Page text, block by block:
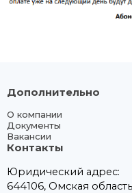
Дополнительно
О компании
Документы
Вакансии
Контакты
Юридический адрес:
644106, Омская